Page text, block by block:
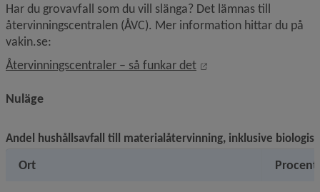
Har du grovavfall som du vill slänga? Det lämnas till
återvinningscentralen (ÅVC). Mer information hittar du på
vakin.se:
Återvinningscentraler – så funkar det
Länk till annan
Nuläge
Andel hushållsavfall till materialåtervinning, inklusive
Ort Procent